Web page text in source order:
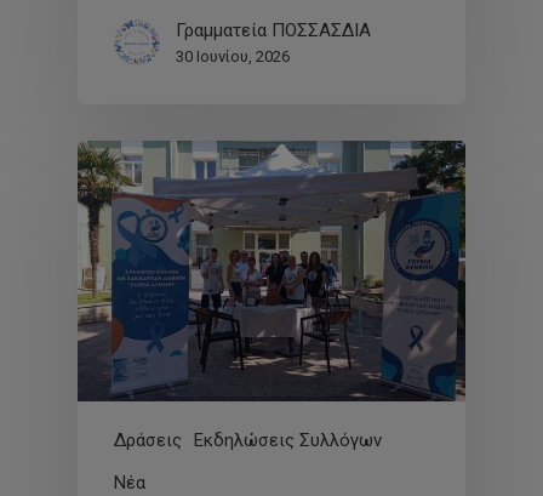
Γραμματεία ΠΟΣΣΑΣΔΙΑ
30 Ιουνίου, 2026
Δράσεις
Εκδηλώσεις Συλλόγων
Νέα